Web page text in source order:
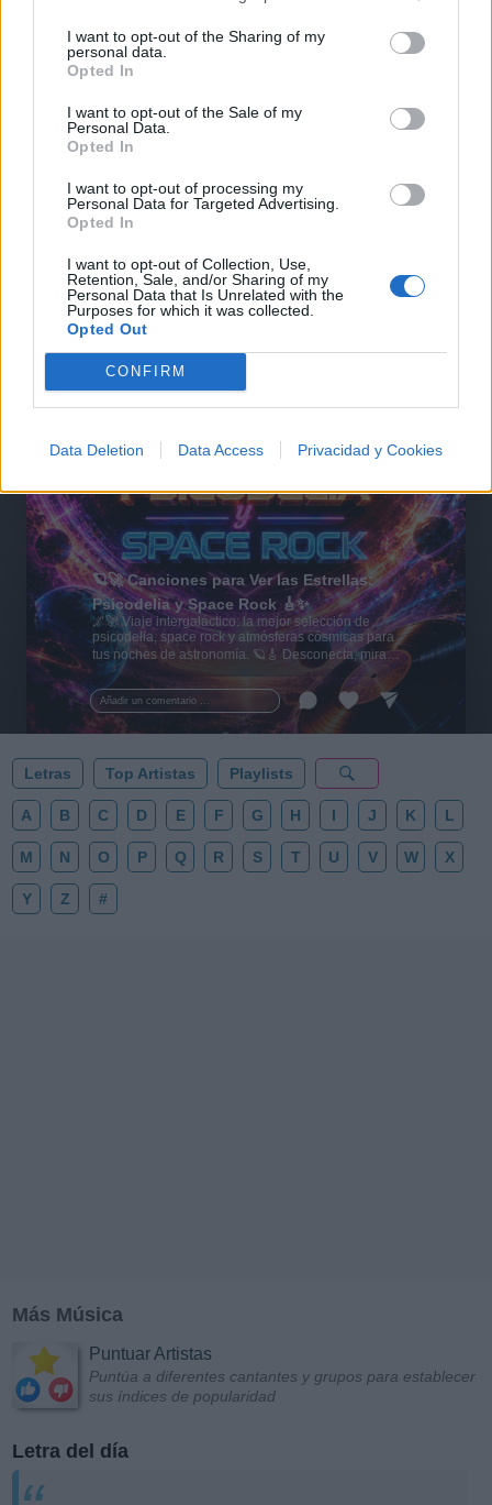
I want to opt-out of the Sharing of my
personal data.
Opted In
I want to opt-out of the Sale of my
Personal Data.
Opted In
I want to opt-out of processing my
Personal Data for Targeted Advertising.
Opted In
I want to opt-out of Collection, Use,
Retention, Sale, and/or Sharing of my
Personal Data that Is Unrelated with the
Purposes for which it was collected.
Opted Out
CONFIRM
Data Deletion Data Access Privacidad y Cookies
@musicapuntocom
Añadir un comentario ...
🪐🚀 Canciones para Ver las Estrellas:
Psicodelia y Space Rock 🎸✨
🌌🚀 Viaje intergaláctico: la mejor selección de
psicodelia, space rock y atmósferas cósmicas para
tus noches de astronomía. 🪐🎸 Desconecta, mira
al firmamento y siente la gravedad cero. 💾 ¡Guarda
esta colección para tu próxima noche estrellada!
✨⭐
Letras Top Artistas Playlists
A B C D E F G H I J K L
M N O P Q R S T U V W X
Y Z #
Más Música
Puntuar Artistas
Puntúa a diferentes cantantes y grupos para establecer
sus índices de popularidad
Letra del día